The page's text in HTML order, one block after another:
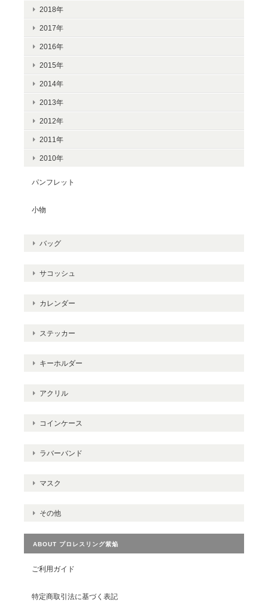
2018年
2017年
2016年
2015年
2014年
2013年
2012年
2011年
2010年
パンフレット
小物
バッグ
サコッシュ
カレンダー
ステッカー
キーホルダー
アクリル
コインケース
ラバーバンド
マスク
その他
ABOUT プロレスリング紫焔
ご利用ガイド
特定商取引法に基づく表記